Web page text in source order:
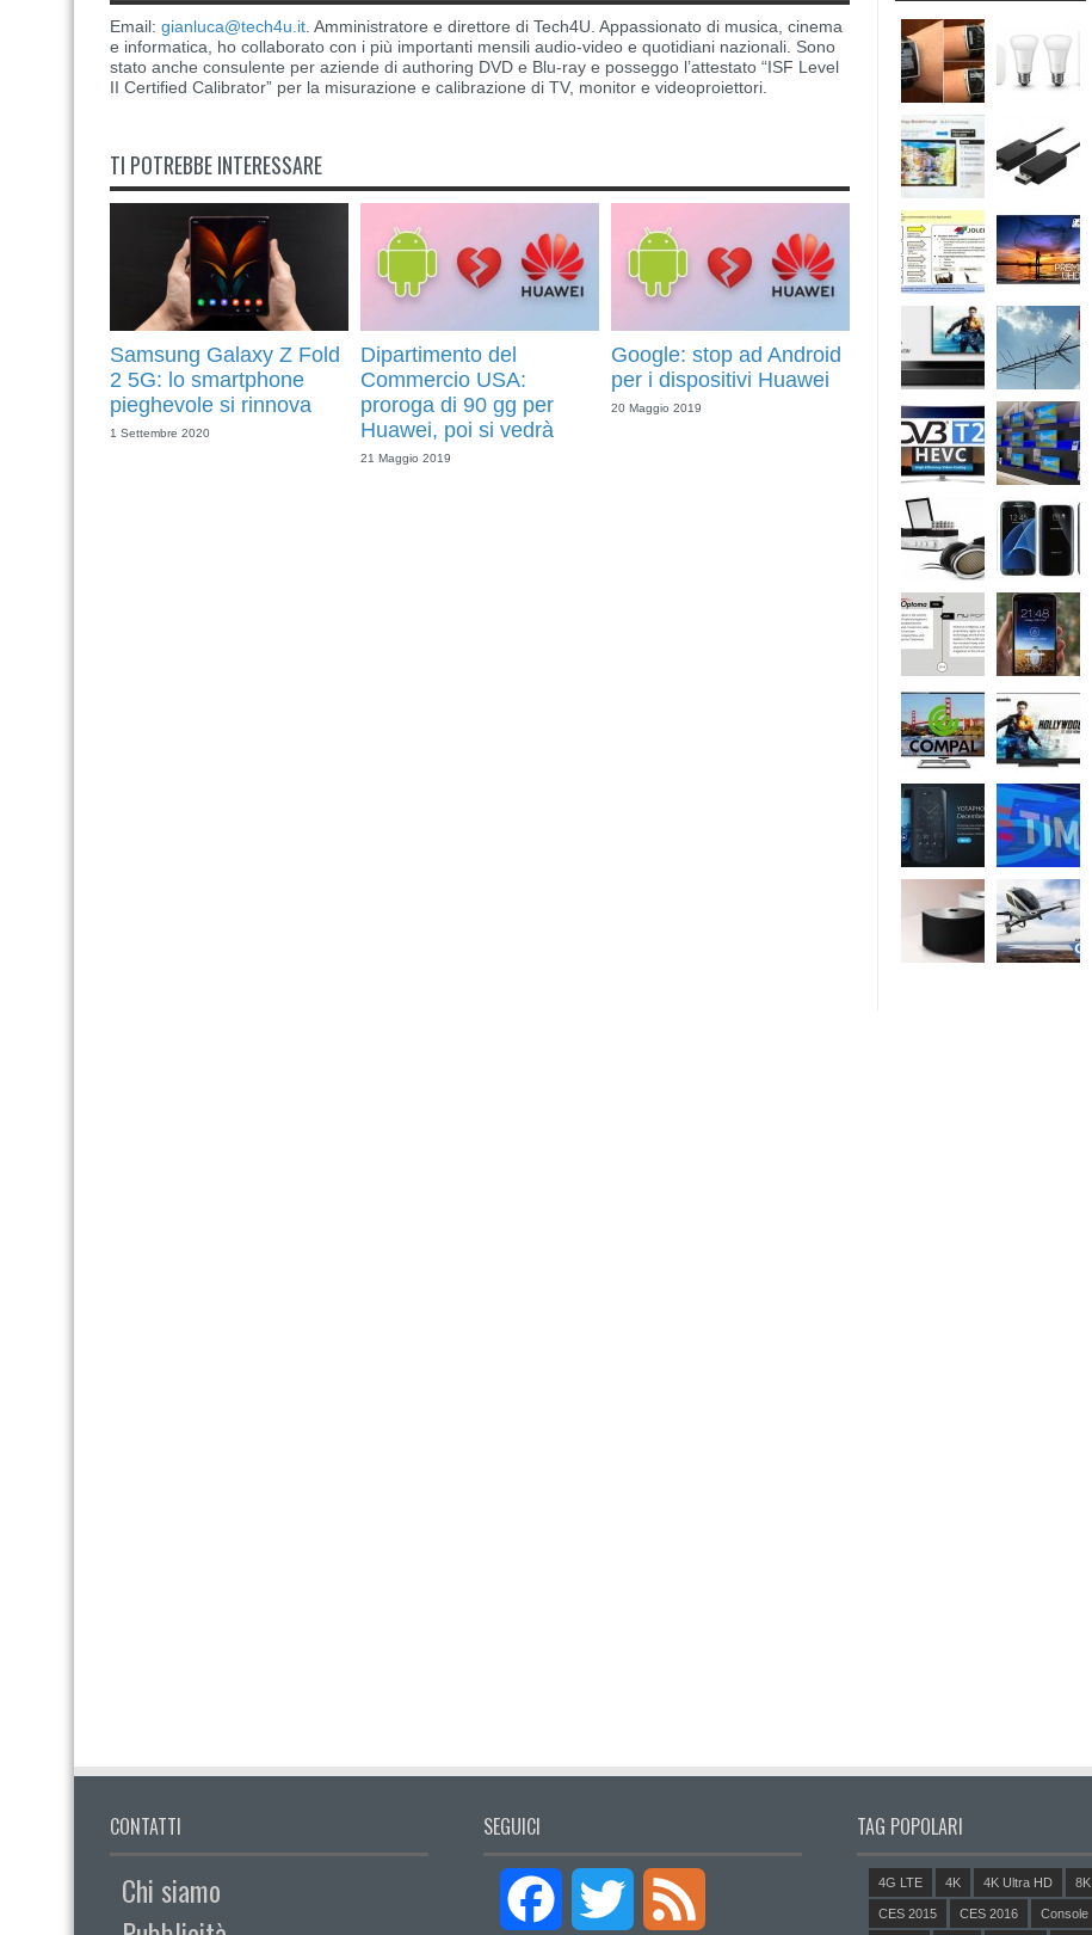
Email: gianluca@tech4u.it . Amministratore e direttore di Tech4U. Appassionato di musica, cinema
e informatica, ho collaborato con i più importanti mensili audio-video e quotidiani nazionali. Sono
stato anche consulente per aziende di authoring DVD e Blu-ray e posseggo l’attestato “ISF Level
II Certified Calibrator” per la misurazione e calibrazione di TV, monitor e videoproiettori.
TI POTREBBE INTERESSARE
Samsung Galaxy Z Fold
2 5G: lo smartphone
pieghevole si rinnova
1 Settembre 2020
Dipartimento del
Commercio USA:
proroga di 90 gg per
Huawei, poi si vedrà
21 Maggio 2019
Google: stop ad Android
per i dispositivi Huawei
20 Maggio 2019
CONTATTI
Chi siamo
SEGUICI
Facebook Twitter
TAG POPOLARI
4G LTE 4K 4K Ultra HD 8K
CES 2015 CES 2016 Console